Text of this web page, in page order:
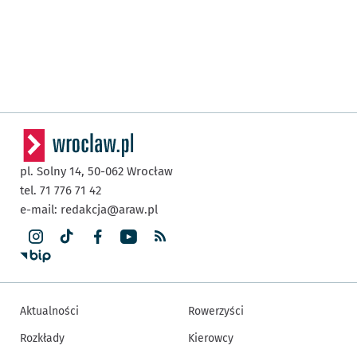
pl. Solny 14, 50-062 Wrocław
tel. 71 776 71 42
e-mail: redakcja@araw.pl
Aktualności
Rozkłady
Rowerzyści
Kierowcy